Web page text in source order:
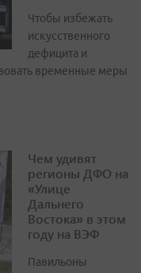
Чтобы избежать
искусственного
дефицита и
временные меры
Чем удивят
регионы ДФО на
«Улице
Дальнего
Востока» в этом
году на ВЭФ
Павильоны